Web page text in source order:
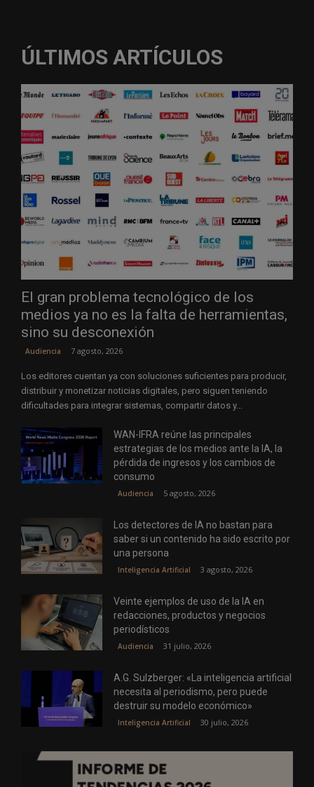
ÚLTIMOS ARTÍCULOS
El gran problema tecnológico de los
medios ya no es la falta de herramientas,
sino su desconexión
Audiencia 7 agosto, 2026
Los editores cuentan ya con soluciones suficientes para producir,
distribuir y monetizar noticias digitales, pero siguen teniendo
dificultades para integrar sistemas, compartir datos y...
WAN-IFRA reúne las principales
estrategias de los medios ante la IA, la
pérdida de ingresos y los cambios de
consumo
Audiencia 5 agosto, 2026
Los detectores de IA no bastan para
saber si un contenido ha sido escrito por
una persona
Inteligencia Artificial 3 agosto, 2026
Veinte ejemplos de uso de la IA en
redacciones, productos y negocios
periodísticos
Audiencia 31 julio, 2026
A.G. Sulzberger: «La inteligencia artificial
necesita al periodismo, pero puede
destruir su modelo económico»
Inteligencia Artificial 30 julio, 2026